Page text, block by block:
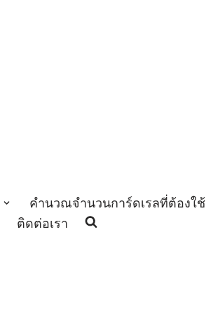
คำนวณจำนวนการ์ดเรลที่ต้องใช้
ติดต่อเรา